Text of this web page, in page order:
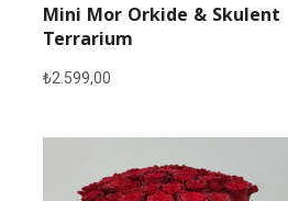
Mini Mor Orkide & Skulent
Terrarium
₺2.599,00